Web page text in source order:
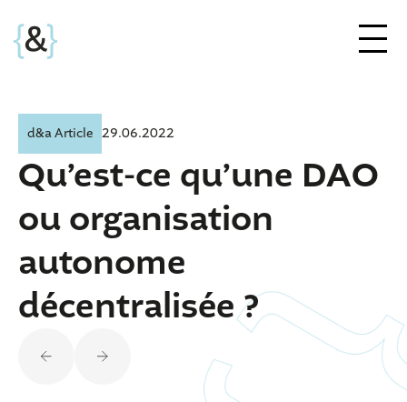
d&a Article 29.06.2022
Qu’est-ce qu’une DAO
ou organisation
autonome
décentralisée ?